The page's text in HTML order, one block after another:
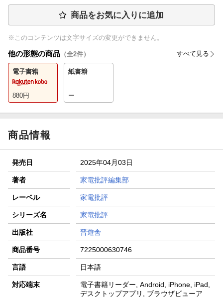
商品をお気に入りに追加
※このコンテンツは文字サイズの変更ができません。
他の形態の商品 （全2件） すべて見る
電子書籍
880円
紙書籍
ー
商品情報
発売日 2025年04月03日
著者 家電批評編集部
レーベル 家電批評
シリーズ名 家電批評
出版社 晋遊舎
商品番号 7225000630746
言語 日本語
対応端末
電子書籍リーダー, Android, iPhone, iPad,
デスクトップアプリ, ブラウザビューア